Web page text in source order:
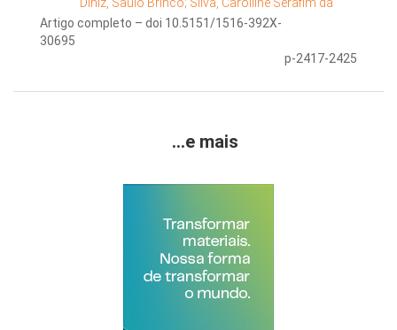
Diniz, Saulo Brinco; Silva, Carolline Serafim da
Artigo completo – doi 10.5151/1516-392X-
30695
p-2417-2425
...e mais